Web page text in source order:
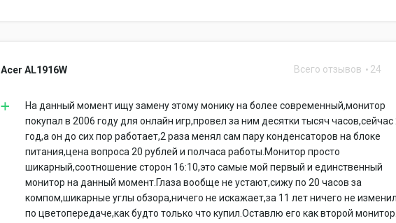
Acer AL1916W Всего отзывов 24
На данный момент ищу замену этому монику на более современный,монитор
покупал в 2006 году для онлайн игр,провел за ним десятки тысяч часов,сейчас
год,а он до сих пор работает,2 раза менял сам пару конденсаторов на блоке
питания,цена вопроса 20 рублей и полчаса работы.Монитор просто
шикарный,соотношение сторон 16:10,это самые мой первый и единственный
монитор на данный момент.Глаза вообще не устают,сижу по 20 часов за
компом,шикарные углы обзора,ничего не искажает,за 11 лет ничего не
по цветопередаче,как будто только что купил.Оставлю его как второй